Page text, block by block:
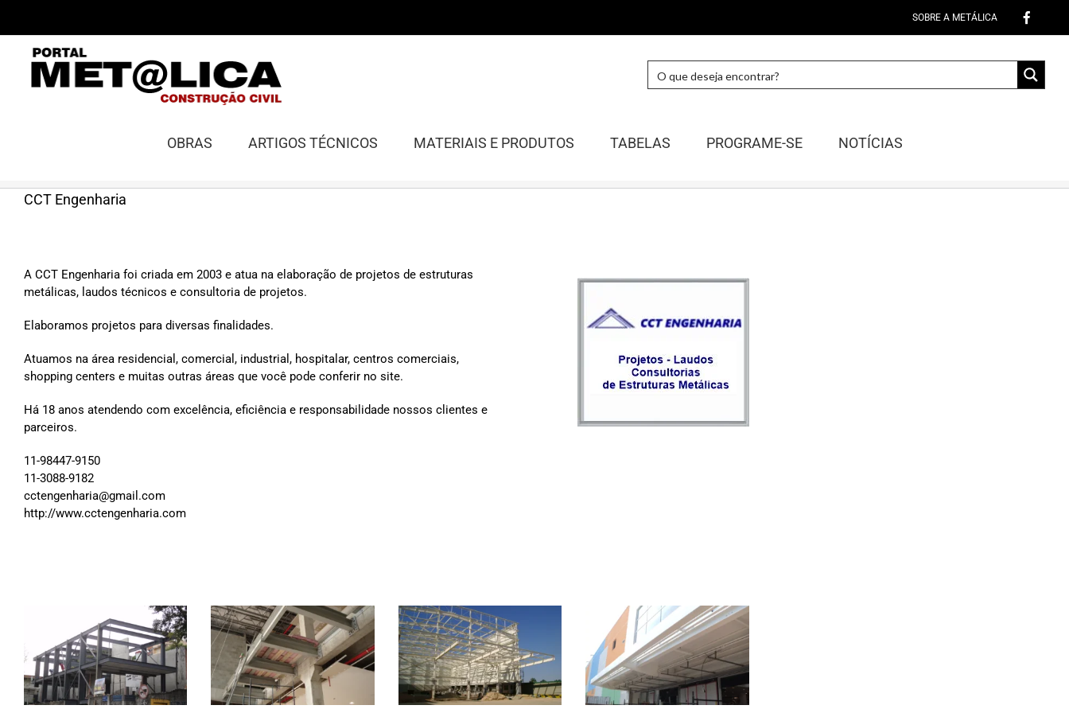
conteúdo
SOBRE A METÁLICA
OBRAS ARTIGOS TÉCNICOS MATERIAIS E PRODUTOS TABELAS PROGRAME-SE NOTÍCIAS
CCT Engenharia
A CCT Engenharia foi criada em 2003 e atua na elaboração de projetos de estruturas
metálicas, laudos técnicos e consultoria de projetos.
Elaboramos projetos para diversas finalidades.
Atuamos na área residencial, comercial, industrial, hospitalar, centros comerciais,
shopping centers e muitas outras áreas que você pode conferir no site.
Há 18 anos atendendo com excelência, eficiência e responsabilidade nossos clientes e
parceiros.
11-98447-9150
11-3088-9182
cctengenharia@gmail.com
http://www.cctengenharia.com